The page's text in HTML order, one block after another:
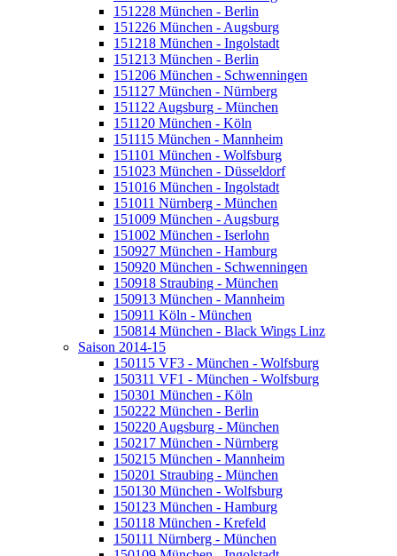
151228 München - Berlin
151226 München - Augsburg
151218 München - Ingolstadt
151213 München - Berlin
151206 München - Schwenningen
151127 München - Nürnberg
151122 Augsburg - München
151120 München - Köln
151115 München - Mannheim
151101 München - Wolfsburg
151023 München - Düsseldorf
151016 München - Ingolstadt
151011 Nürnberg - München
151009 München - Augsburg
151002 München - Iserlohn
150927 München - Hamburg
150920 München - Schwenningen
150918 Straubing - München
150913 München - Mannheim
150911 Köln - München
150814 München - Black Wings Linz
Saison 2014-15
150115 VF3 - München - Wolfsburg
150311 VF1 - München - Wolfsburg
150301 München - Köln
150222 München - Berlin
150220 Augsburg - München
150217 München - Nürnberg
150215 München - Mannheim
150201 Straubing - München
150130 München - Wolfsburg
150123 München - Hamburg
150118 München - Krefeld
150111 Nürnberg - München